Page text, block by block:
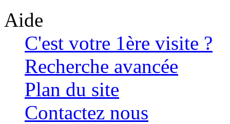
Aide
C'est votre 1ère visite ?
Recherche avancée
Plan du site
Contactez nous